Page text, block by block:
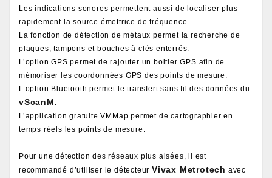
Les indications sonores permettent aussi de localiser plus
rapidement la source émettrice de fréquence.
La fonction de détection de métaux permet la recherche de
plaques, tampons et bouches à clés enterrés.
L’option GPS permet de rajouter un boitier GPS afin de
mémoriser les coordonnées GPS des points de mesure.
L’option Bluetooth permet le transfert sans fil des données du
vScanM .
L’application gratuite VMMap permet de cartographier en
temps réels les points de mesure.
Pour une détection des réseaux plus aisées, il est
recommandé d’utiliser le détecteurVivax Metrotech avec